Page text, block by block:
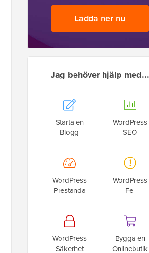
Ladda ner nu
Jag behöver hjälp med...
Starta en
Blogg
WordPress
SEO
WordPress
Prestanda
WordPress
Fel
WordPress
Säkerhet
Bygga en
Onlinebutik